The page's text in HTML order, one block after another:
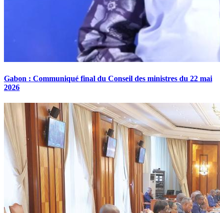
Gabon : Communiqué final du Conseil des ministres du 22 mai
2026